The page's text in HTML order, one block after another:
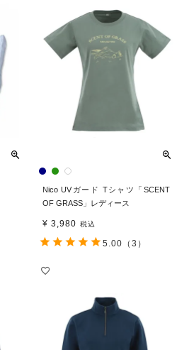
Nico UVガード Tシャツ「SCENT
OF GRASS」レディース
¥ 3,980 税込
5.00 （3）